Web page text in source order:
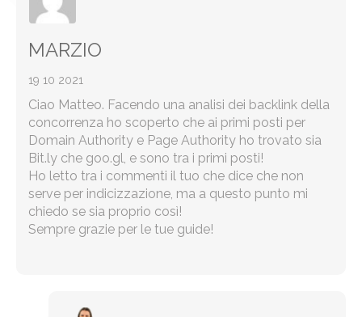
MARZIO
19 10 2021
Ciao Matteo. Facendo una analisi dei backlink della
concorrenza ho scoperto che ai primi posti per
Domain Authority e Page Authority ho trovato sia
Bit.ly che goo.gl, e sono tra i primi posti!
Ho letto tra i commenti il tuo che dice che non
serve per indicizzazione, ma a questo punto mi
chiedo se sia proprio così!
Sempre grazie per le tue guide!